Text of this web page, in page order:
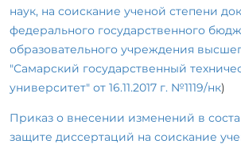
наук, на соискание ученой степени
федерального государственного
образовательного учреждения
"Самарский государственный
университет" от 16.11.2017 г. №1119/нк)
Приказ о внесении изменений в
защите диссертаций на соискание